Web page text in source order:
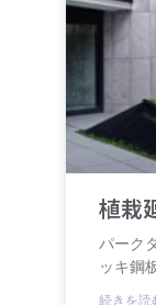
植栽
パーク
ッキ鋼
続きを読